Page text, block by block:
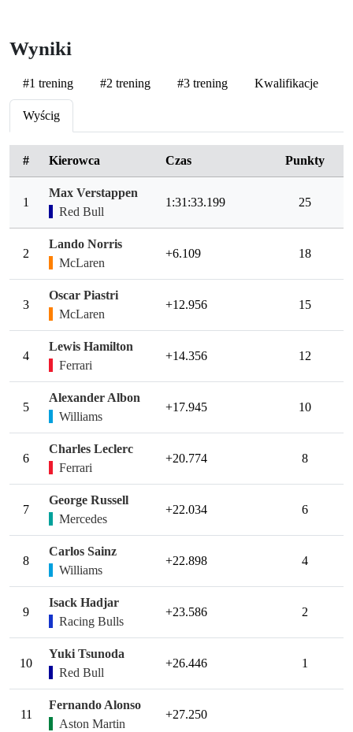
Wyniki
#1 trening #2 trening #3 trening Kwalifikacje
Wyścig
# Kierowca Czas Punkty
1
Max Verstappen
Red Bull
1:31:33.199 25
2
Lando Norris
McLaren
+6.109 18
3
Oscar Piastri
McLaren
+12.956 15
4
Lewis Hamilton
Ferrari
+14.356 12
5
Alexander Albon
Williams
+17.945 10
6
Charles Leclerc
Ferrari
+20.774 8
7
George Russell
Mercedes
+22.034 6
8
Carlos Sainz
Williams
+22.898 4
9
Isack Hadjar
Racing Bulls
+23.586 2
10
Yuki Tsunoda
Red Bull
+26.446 1
11
Fernando Alonso
Aston Martin
+27.250